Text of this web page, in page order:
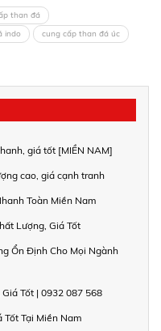
than đá
indo
cung cấp than đá úc
giá tốt [MIỀN NAM]
cao, giá cạnh tranh
Toàn Miền Nam
Lượng, Giá Tốt
Ổn Định Cho Mọi Ngành
Tốt | 0932 087 568
Tốt Tại Miền Nam